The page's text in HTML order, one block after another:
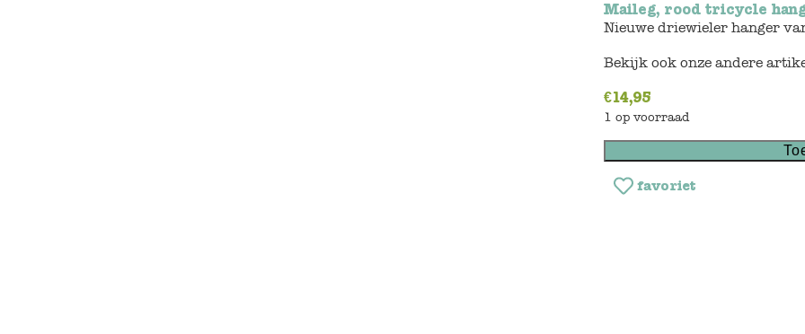
Maileg, rood tricycle
Nieuwe driewieler hanger
Bekijk ook onze andere
€14,95
1 op voorraad
favoriet